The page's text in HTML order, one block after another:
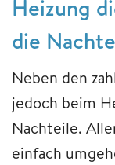
Heizung
die
Neben den
jedoch beim
Nachteile.
einfach